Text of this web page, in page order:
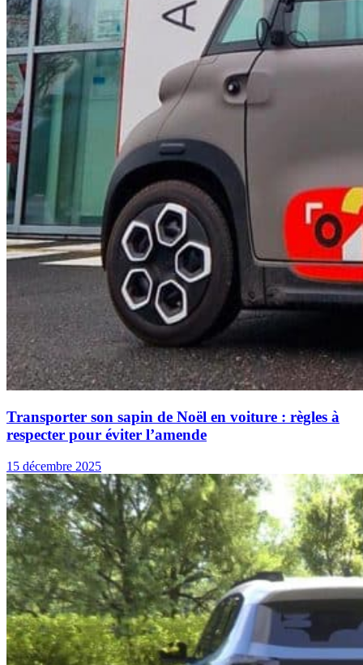
Transporter son sapin de Noël en voiture : règles à
respecter pour éviter l’amende
15 décembre 2025